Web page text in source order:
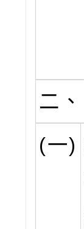
二、
(一)